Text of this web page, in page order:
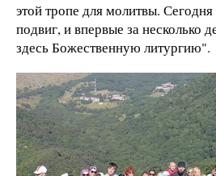
этой тропе для молитвы.
подвиг, и впервые за несколько
здесь Божественную литургию".